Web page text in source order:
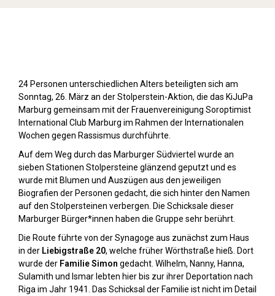
24 Personen unterschiedlichen Alters beteiligten sich am
Sonntag, 26. März an der Stolperstein-Aktion, die das KiJuPa
Marburg gemeinsam mit der Frauenvereinigung Soroptimist
International Club Marburg im Rahmen der Internationalen
Wochen gegen Rassismus durchführte.
Auf dem Weg durch das Marburger Südviertel wurde an
sieben Stationen Stolpersteine glänzend geputzt und es
wurde mit Blumen und Auszügen aus den jeweiligen
Biografien der Personen gedacht, die sich hinter den Namen
auf den Stolpersteinen verbergen. Die Schicksale dieser
Marburger Bürger*innen haben die Gruppe sehr berührt.
Die Route führte von der Synagoge aus zunächst zum Haus
in der Liebigstraße 20, welche früher Wörthstraße hieß. Dort
wurde der Familie Simon gedacht. Wilhelm, Nanny, Hanna,
Sulamith und Ismar lebten hier bis zur ihrer Deportation nach
Riga im Jahr 1941. Das Schicksal der Familie ist nicht im Detail